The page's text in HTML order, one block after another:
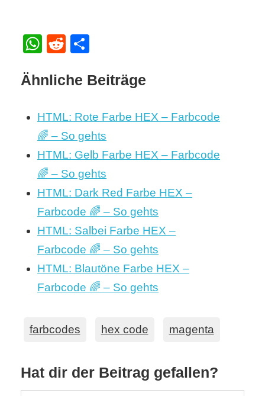
WhatsApp
Reddit
Ähnliche Beiträge
HTML: Rote Farbe HEX – Farbcode
🌈 – So gehts
HTML: Gelb Farbe HEX – Farbcode
🌈 – So gehts
HTML: Dark Red Farbe HEX –
Farbcode 🌈 – So gehts
HTML: Salbei Farbe HEX –
Farbcode 🌈 – So gehts
HTML: Blautöne Farbe HEX –
Farbcode 🌈 – So gehts
farbcodes hex code magenta
Hat dir der Beitrag gefallen?